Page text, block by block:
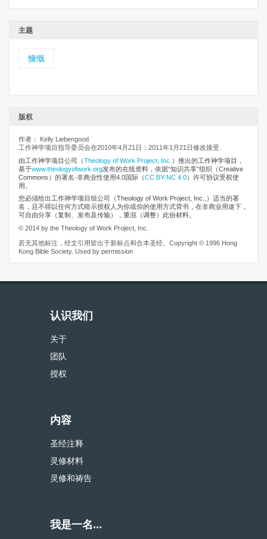
主题
慷慨
版权
作者： Kelly Liebengood
工作神学项目指导委员会在2010年4月21日；2011年1月21日修改接受.
由工作神学项目公司
（Theology of Work Project, Inc. ）推出的工作神学项目，
基于www.theologyofwork.org发布的在线资料，依据“知识共享”组织（Creative
Commons）的署名-非商业性使用4.0国际（CC BY-NC 4.0）许可协议受权使
用。
您必须给出工作神学项目组公司（Theology of Work Project, Inc.,）适当的署
名，且不得以任何方式暗示授权人为你或你的使用方式背书，在非商业用途下，
可自由分享（复制、发布及传输），重混（调整）此份材料。
© 2014 by the Theology of Work Project, Inc.
若无其他标注，经文引用皆出于新标点和合本圣经。Copyright © 1996 Hong
Kong Bible Society. Used by permission
认识我们
关于
团队
授权
内容
圣经注释
灵修材料
灵修和祷告
我是一名...